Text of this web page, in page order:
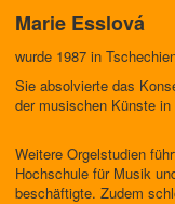
Marie Esslová
wurde 1987 in
Sie absolvierte das
der musischen Künste
Weitere Orgelstudien
Hochschule für Musik
beschäftigte. Zudem